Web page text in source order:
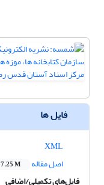
فایل ها
اصل مقاله
7.25 M
فایل‌های تکمیلی/اضافی